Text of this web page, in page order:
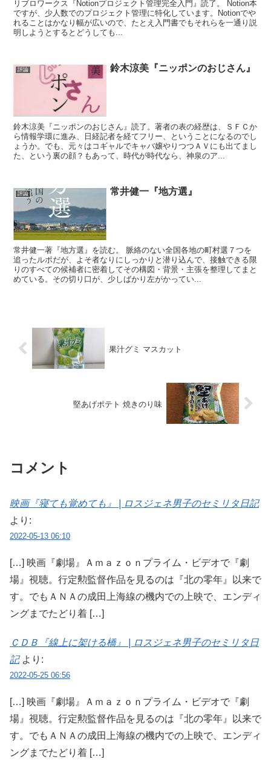
リブロワークス『Notionプロジェクト管理完全入門』読了。 Notion本
ですが、少人数でのプロジェクト管理に特化しています。Notionでや
れることはかなり幅が広いので、たとえ入門書でもそれらを一通り説
明しようとするとどうしても...
評論 鈴木涼美『ニッポンのおじさん』
鈴木涼美『ニッポンのおじさん』読了。著者の表の経歴は、ＳＦＣか
ら情報学環に進み、日経記者を経てフリー、ということになるのでし
ょうか。でも、元々はコギャルでキャバ嬢やりつつＡＶにも出てまし
た、という裏の顔？もあって、時代が時代なら、神泉のア...
評論 常井健一『地方選』
常井健一著『地方選』を読む。 脈絡のない全国各地の町村選７つを
追ったルポだが、よそ者なりにしっかりと潜り込んで、接触できる限
りのすべての候補者に密着してその構図・背景・主張を整理してまと
めている。その切り口が、少しばかり左がかってい...
果汁グミ マスカット
堅あげポテト 焼きのり味
コメント
映画『寝ても覚めても』 | ロスジェネ男子のセミリタ日記
より:
2022-05-13 06:10
[…] 映画『劇場』Ａｍａｚｏｎプライム・ビデオで『劇
場』視聴。行定勲監督作品を見るのは『北の零年』以来で
す。でもＡＮＡの成田上海線の機内での上映で、エンディ
ングまでたどり着 […]
ＣＤＢ『線上に架ける橋』 | ロスジェネ男子のセミリタ日
記 より:
2022-05-25 06:56
[…] 映画『劇場』Ａｍａｚｏｎプライム・ビデオで『劇
場』視聴。行定勲監督作品を見るのは『北の零年』以来で
す。でもＡＮＡの成田上海線の機内での上映で、エンディ
ングまでたどり着 […]